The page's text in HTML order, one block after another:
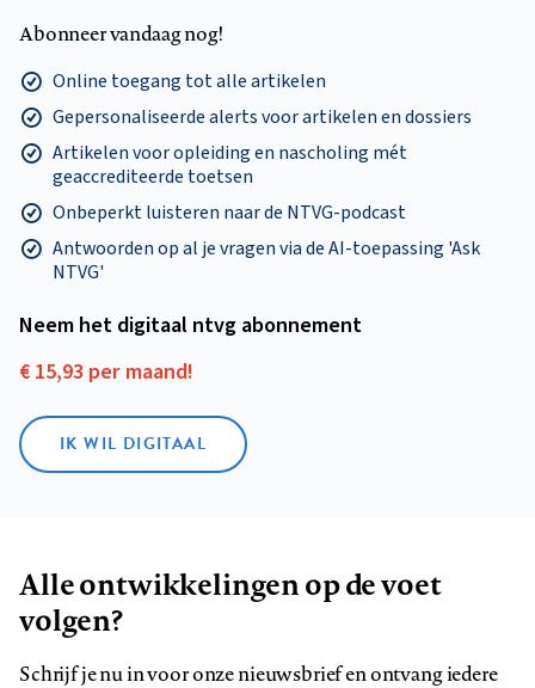
Abonneer vandaag nog!
Online toegang tot alle artikelen
Gepersonaliseerde alerts voor artikelen en dossiers
Artikelen voor opleiding en nascholing mét
geaccrediteerde toetsen
Onbeperkt luisteren naar de NTVG-podcast
Antwoorden op al je vragen via de AI-toepassing 'Ask
NTVG'
Neem het digitaal ntvg abonnement
€ 15,93 per maand!
IK WIL DIGITAAL
Alle ontwikkelingen op de voet
volgen?
Schrijf je nu in voor onze nieuwsbrief en ontvang iedere